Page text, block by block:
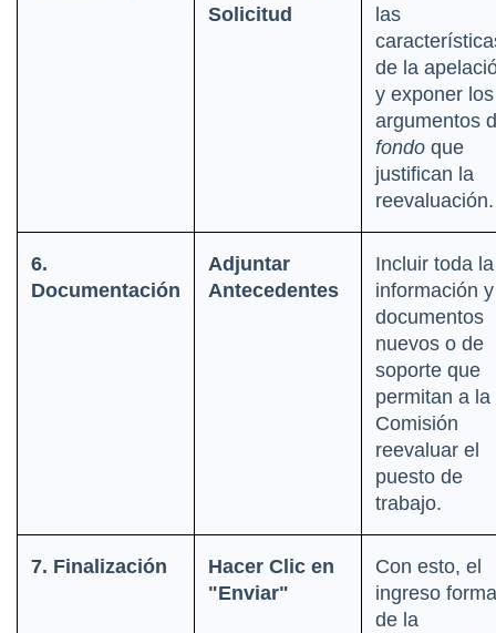
Solicitud
las
de la
y exponer los
fondo que
justifican la
reevaluación.
6.
Documentación
Adjuntar
Antecedentes
Incluir toda la
información y
documentos
nuevos o de
soporte que
permitan a la
Comisión
reevaluar el
puesto de
trabajo.
7. Finalización
Hacer Clic en
"Enviar"
Con esto, el
ingreso
de la